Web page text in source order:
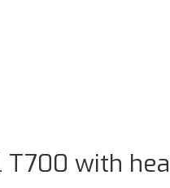
T700 with